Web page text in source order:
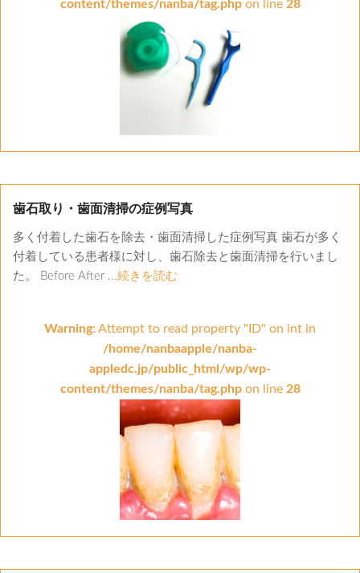
content/themes/nanba/tag.phpon line 28
歯石取り・歯面清掃の症例写真
多く付着した歯石を除去・歯面清掃した症例写真 歯石が多く
付着している患者様に対し、歯石除去と歯面清掃を行いまし
た。 Before After ...続きを読む
Warning: Attempt to read property "ID" on int in
/home/nanbaapple/nanba-
appledc.jp/public_html/wp/wp-
content/themes/nanba/tag.phpon line 28